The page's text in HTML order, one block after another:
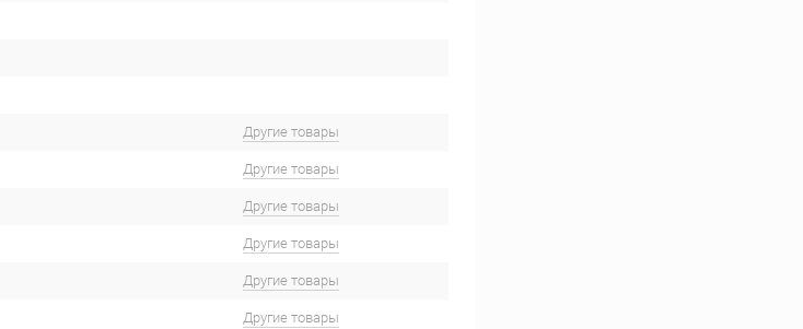
Другие товары
Другие товары
Другие товары
Другие товары
Другие товары
Другие товары